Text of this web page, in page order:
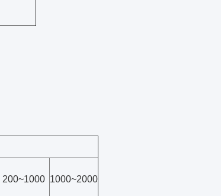
200~1000 1000~2000